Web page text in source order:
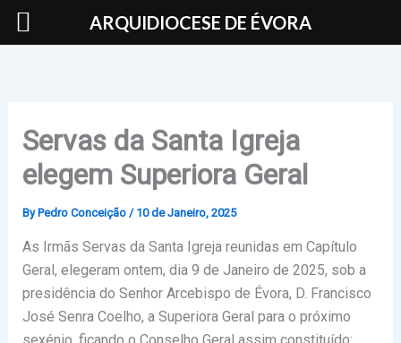
Skip
Servas da Santa Igreja
elegem Superiora Geral
By Pedro Conceição / 10 de Janeiro, 2025
As Irmãs Servas da Santa Igreja reunidas em Capítulo
Geral, elegeram ontem, dia 9 de Janeiro de 2025, sob a
presidência do Senhor Arcebispo de Évora, D. Francisco
José Senra Coelho, a Superiora Geral para o próximo
ARQUIDIOCESE DE ÉVORA